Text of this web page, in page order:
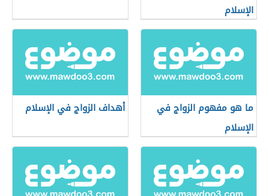
الإسلام
ما هو مفهوم الزواج في
الإسلام
أهداف الزواج في الإسلام